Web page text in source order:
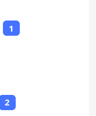
1
2